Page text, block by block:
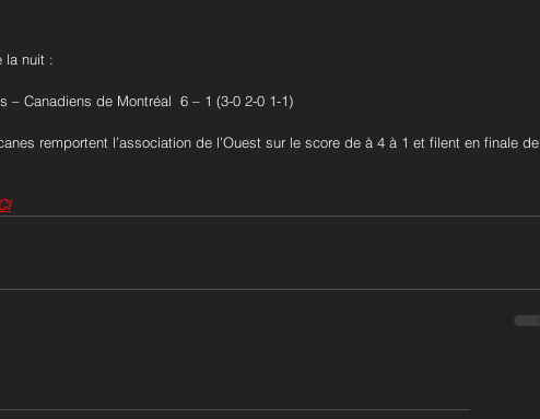
nuit :
– Canadiens de Montréal  6 – 1 (3-0 2-0 1-1)
remportent l’association de l’Ouest sur le score de à 4 à 1 et filent en finale de